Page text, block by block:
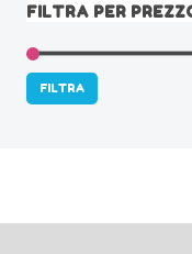
FILTRA PER
FILTRA